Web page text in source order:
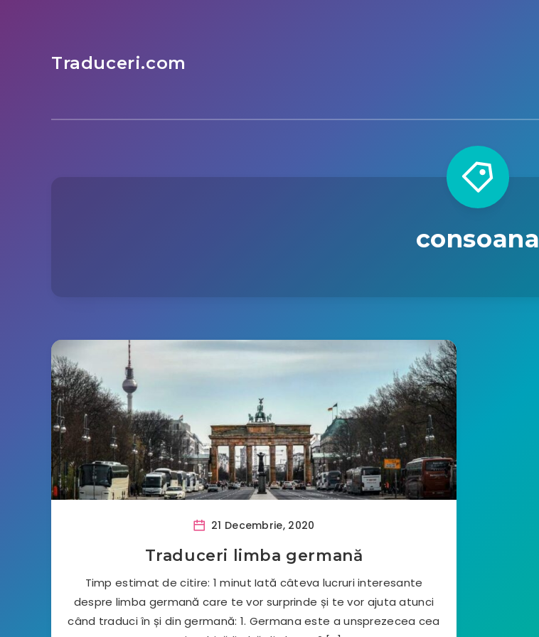
Traduceri.com
consoana
21 Decembrie, 2020
Traduceri limba germană
Timp estimat de citire: 1 minut Iată câteva lucruri interesante
despre limba germană care te vor surprinde și te vor ajuta atunci
când traduci în și din germană: 1. Germana este a unsprezecea cea